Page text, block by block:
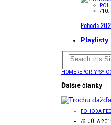
/10.
Pohoda
Playlisty
HOMEREPORTYPSY-
Ďalšie články
POHODA
/6. JÚLA